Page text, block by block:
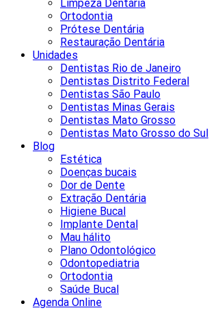
Limpeza Dentária
Ortodontia
Prótese Dentária
Restauração Dentária
Unidades
Dentistas Rio de Janeiro
Dentistas Distrito Federal
Dentistas São Paulo
Dentistas Minas Gerais
Dentistas Mato Grosso
Dentistas Mato Grosso do Sul
Blog
Estética
Doenças bucais
Dor de Dente
Extração Dentária
Higiene Bucal
Implante Dental
Mau hálito
Plano Odontológico
Odontopediatria
Ortodontia
Saúde Bucal
Agenda Online